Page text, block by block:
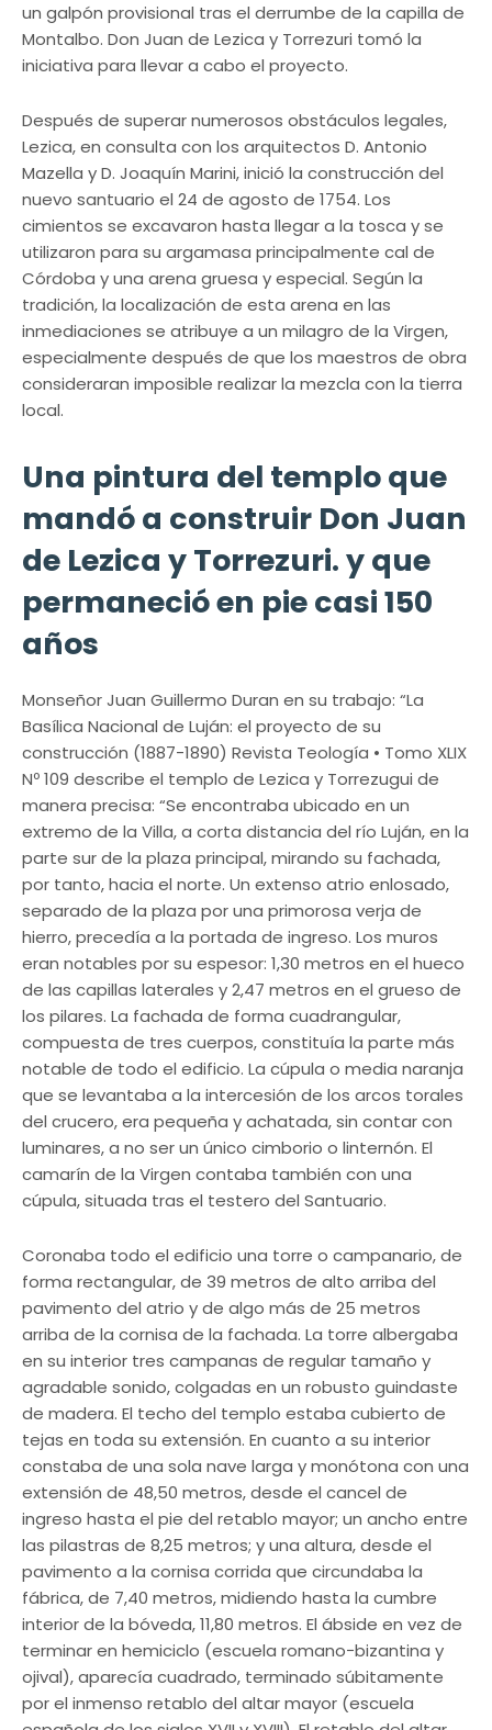
un galpón provisional tras el derrumbe de la capilla de
Montalbo. Don Juan de Lezica y Torrezuri tomó la
iniciativa para llevar a cabo el proyecto.
Después de superar numerosos obstáculos legales,
Lezica, en consulta con los arquitectos D. Antonio
Mazella y D. Joaquín Marini, inició la construcción del
nuevo santuario el 24 de agosto de 1754. Los
cimientos se excavaron hasta llegar a la tosca y se
utilizaron para su argamasa principalmente cal de
Córdoba y una arena gruesa y especial. Según la
tradición, la localización de esta arena en las
inmediaciones se atribuye a un milagro de la Virgen,
especialmente después de que los maestros de obra
consideraran imposible realizar la mezcla con la tierra
local.
Una pintura del templo que
mandó a construir Don Juan
de Lezica y Torrezuri. y que
permaneció en pie casi 150
años
Monseñor Juan Guillermo Duran en su trabajo: “La
Basílica Nacional de Luján: el proyecto de su
construcción (1887-1890) Revista Teología • Tomo XLIX
Nº 109 describe el templo de Lezica y Torrezugui de
manera precisa: “Se encontraba ubicado en un
extremo de la Villa, a corta distancia del río Luján, en la
parte sur de la plaza principal, mirando su fachada,
por tanto, hacia el norte. Un extenso atrio enlosado,
separado de la plaza por una primorosa verja de
hierro, precedía a la portada de ingreso. Los muros
eran notables por su espesor: 1,30 metros en el hueco
de las capillas laterales y 2,47 metros en el grueso de
los pilares. La fachada de forma cuadrangular,
compuesta de tres cuerpos, constituía la parte más
notable de todo el edificio. La cúpula o media naranja
que se levantaba a la intercesión de los arcos torales
del crucero, era pequeña y achatada, sin contar con
luminares, a no ser un único cimborio o linternón. El
camarín de la Virgen contaba también con una
cúpula, situada tras el testero del Santuario.
Coronaba todo el edificio una torre o campanario, de
forma rectangular, de 39 metros de alto arriba del
pavimento del atrio y de algo más de 25 metros
arriba de la cornisa de la fachada. La torre albergaba
en su interior tres campanas de regular tamaño y
agradable sonido, colgadas en un robusto guindaste
de madera. El techo del templo estaba cubierto de
tejas en toda su extensión. En cuanto a su interior
constaba de una sola nave larga y monótona con una
extensión de 48,50 metros, desde el cancel de
ingreso hasta el pie del retablo mayor; un ancho entre
las pilastras de 8,25 metros; y una altura, desde el
pavimento a la cornisa corrida que circundaba la
fábrica, de 7,40 metros, midiendo hasta la cumbre
interior de la bóveda, 11,80 metros. El ábside en vez de
terminar en hemiciclo (escuela romano−bizantina y
ojival), aparecía cuadrado, terminado súbitamente
por el inmenso retablo del altar mayor (escuela